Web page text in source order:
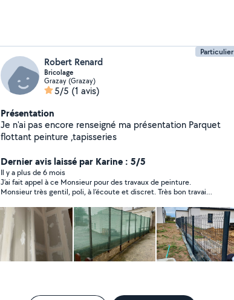
Particulier
Robert Renard
Bricolage
Grazay (Grazay)
5/5 (1 avis)
Présentation
Je n'ai pas encore renseigné ma présentation Parquet
flottant peinture ,tapisseries
Dernier avis laissé par Karine : 5/5
Il y a plus de 6 mois
J’ai fait appel à ce Monsieur pour des travaux de peinture.
Monsieur très gentil, poli, à l’écoute et discret. Très bon travail
d’éventuels nouveaux travaux. Je recommande.